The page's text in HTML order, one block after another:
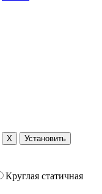
X Установить
Круглая статичная